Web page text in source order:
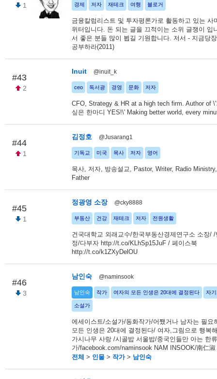
1 경제 저자 재테크 여행 블로거
금융칼럼리스트 및 투자평론가로 활동하고 있는 사
위터입니다. 돈 되는 글을 끄적이는 소위 글쟁이 입
서 좋은 분들 많이 뵙길 기원합니다. 저서 - 지금당
공부하라(2011)
#43
2
Inuit @inuit_k
ceo 독서광 경영 문화 저자
CFO, Strategy & HR at a high tech firm. Author of
싶은 한마디 YES!\' Making better world, every
#44
1
김정호 @Jusarang1
기독교 미국 목사 저자 영어
목사, 저자, 방송설교, Pastor, Writer, Radio
Father
#45
1
정광영 소장 @cky8888
부동산 건강 재테크 저자 전원생활
건국대학교 외래교수/한국부동산경제연구소 소장/
정/다부자 http://t.co/KLhSp15JuF / 페이스북
http://t.co/k1ZXyDelOU
#46
3
남인숙 @naminsook
남인숙 작가 여자의 모든 인생은 20대에 결정된다 자
소설가
에세이스트/소설가/동화작가/어쨌거나 남자는 필요
모든 인생은 20대에 결정된다/ 여자,그림으로 행복
가시나무 사랑 /시골밥 서울밥/중국인들만 아는 한
가/facebook.com/naminsook NAM INSOOK/南仁淑
전체 > 인물 > 작가> 남인숙